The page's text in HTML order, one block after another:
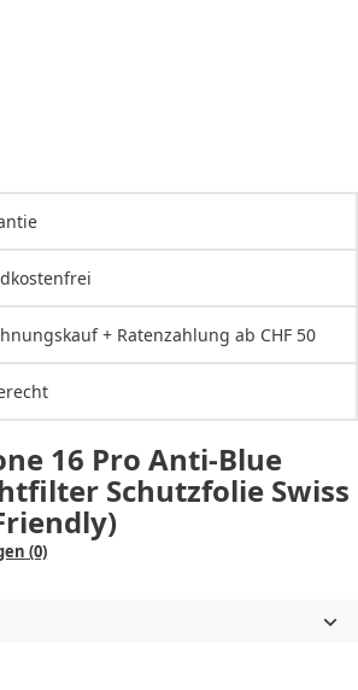
+ Ratenzahlung ab CHF 50
16 Pro Anti-Blue
Schutzfolie Swiss
(0)